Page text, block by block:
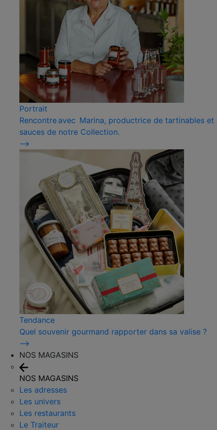
Portrait
Rencontre avec Marina, productrice de tartinables et
sauces de notre Collection.
⟶
Tendance
Quel souvenir gourmand rapporter dans sa valise ?
⟶
NOS MAGASINS
NOS MAGASINS
Les adresses
Les univers
Les restaurants
Le Traiteur